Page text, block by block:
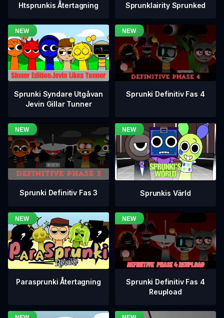
Htsprunkis Återtagning Sprunklairity Sprunked
Sprunki Syndare Utgåvan
Jevin Gillar Tunner
Sprunki Definitiv Fas 4
Sprunki Definitiv Fas 3 Sprunkis Värld
Parasprunki Återtagning
Sprunki Definitiv Fas 4
Reupload